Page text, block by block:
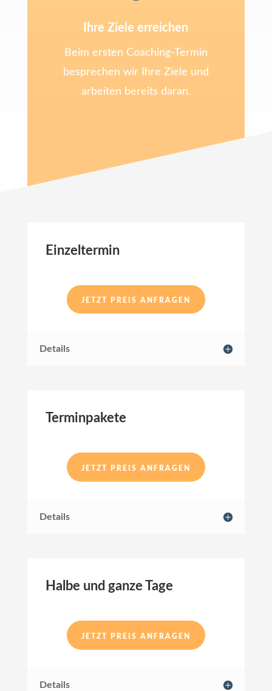
Ihre Ziele erreichen
Beim ersten Coaching-Termin
besprechen wir Ihre Ziele und
arbeiten bereits daran.
Einzeltermin
JETZT PREIS ANFRAGEN
Details
Terminpakete
JETZT PREIS ANFRAGEN
Details
Halbe und ganze Tage
JETZT PREIS ANFRAGEN
Details